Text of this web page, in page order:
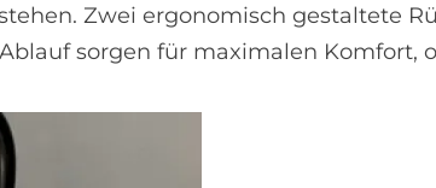
Zwei ergonomisch gestaltete
sorgen für maximalen Komfort,